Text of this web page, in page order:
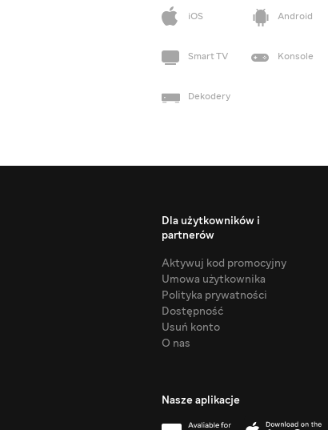
iOS
Android
Smart TV Konsole
Dekodery
Dla użytkowników i
partnerów
Aktywuj kod promocyjny
Umowa użytkownika
Polityka prywatności
Dostępność
Usuń konto
O nas
Nasze aplikacje